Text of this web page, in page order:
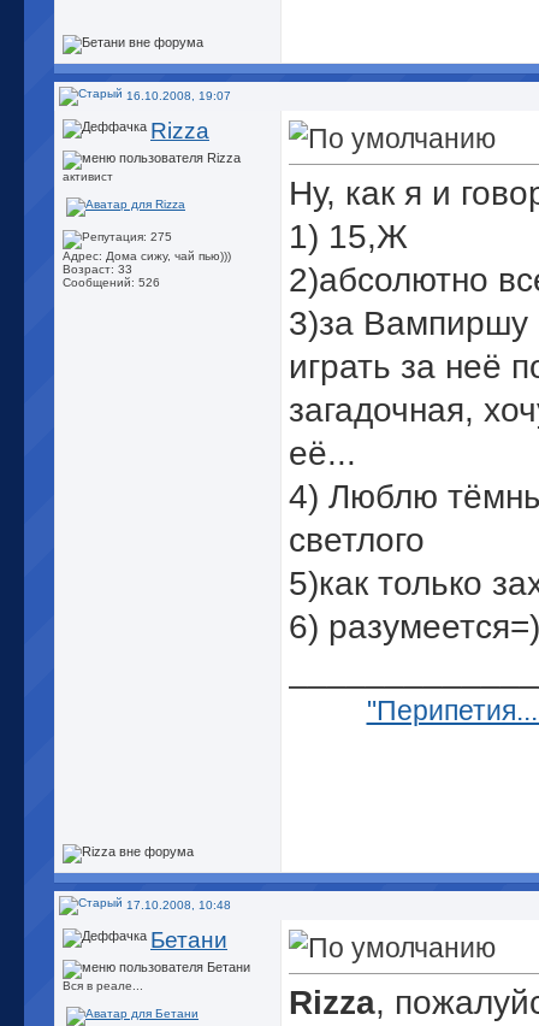
16.10.2008, 19:07
Rizza
активист
Адрес: Дома сижу, чай пью)))
Возраст: 33
Сообщений: 526
Ну, как я и
1) 15,Ж
2)абсолютно
3)за Вампиршу
играть за неё
загадочная,
её...
4) Люблю
светлого
5)как только
6) разумеется=)
17.10.2008, 10:48
Бетани
Вся в реале... Rizza,